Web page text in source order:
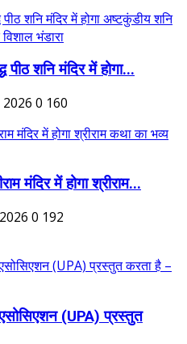
पीठ शनि मंदिर में होगा...
0 160
मंदिर में होगा श्रीराम...
0 192
(UPA) प्रस्तुत